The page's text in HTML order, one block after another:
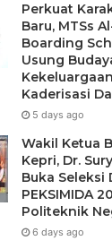
Perkuat
Baru, MTSs
Boarding
Usung
Kaderisasi
5 days ago
Wakil Ketua
Kepri, Dr.
Buka Seleksi
PEKSIMIDA
Politeknik
6 days ago